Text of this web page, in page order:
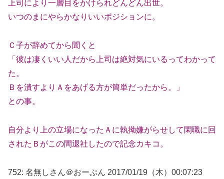
上司により一層目をかけられどんどん出世。
いつのまにやらかなりいいポジションに。
Ｃ子が辞めてから聞くと
「彼は凄くいい人だから上司は絶対気にいるってわかって
た。
Ｂを潰すよりＡをあげる方が簡単だったから。」
との事。
自分より上の立場になったＡに執拗嫌がらせして閑職に回
されたＢがこの間退社したので記念カキコ。
752: 名無しさん＠おーぷん 2017/01/19（木）00:07:23